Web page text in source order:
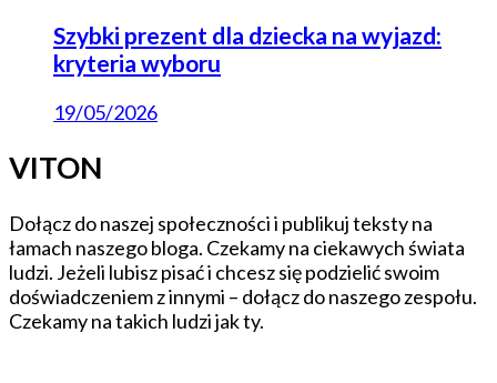
Szybki prezent dla dziecka na wyjazd:
kryteria wyboru
19/05/2026
VITON
Dołącz do naszej społeczności i publikuj teksty na
łamach naszego bloga. Czekamy na ciekawych świata
ludzi. Jeżeli lubisz pisać i chcesz się podzielić swoim
doświadczeniem z innymi – dołącz do naszego zespołu.
Czekamy na takich ludzi jak ty.